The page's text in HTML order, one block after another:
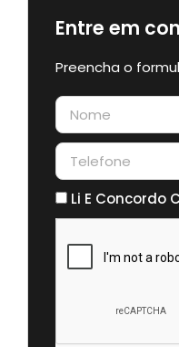
Entre em
Preencha o
Li E Concordo